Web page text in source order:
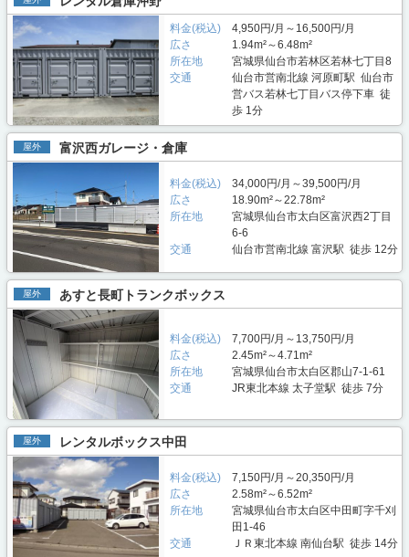
料金(税込)
4,950円/月～16,500円/月
広さ
1.94m²～6.48m²
所在地
宮城県仙台市若林区若林七丁目8
交通
仙台市営南北線 河原町駅 仙台市
営バス若林七丁目バス停下車 徒
歩 1分
屋外 富沢西ガレージ・倉庫
料金(税込)
34,000円/月～39,500円/月
広さ
18.90m²～22.78m²
所在地
宮城県仙台市太白区富沢西2丁目
6-6
交通
仙台市営南北線 富沢駅 徒歩 12分
屋外 あすと長町トランクボックス
料金(税込)
7,700円/月～13,750円/月
広さ
2.45m²～4.71m²
所在地
宮城県仙台市太白区郡山7-1-61
交通
JR東北本線 太子堂駅 徒歩 7分
屋外 レンタルボックス中田
料金(税込)
7,150円/月～20,350円/月
広さ
2.58m²～6.52m²
所在地
宮城県仙台市太白区中田町字千刈
田1-46
交通
ＪＲ東北本線 南仙台駅 徒歩 14分